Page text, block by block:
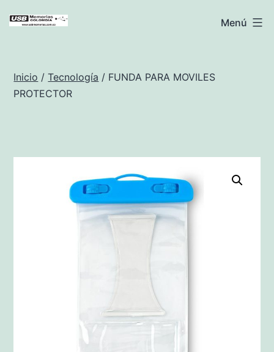
USB
Menú
Inicio /Tecnología / FUNDA PARA MOVILES
PROTECTOR